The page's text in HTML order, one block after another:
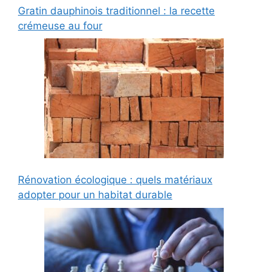
Gratin dauphinois traditionnel : la recette
crémeuse au four
Rénovation écologique : quels matériaux
adopter pour un habitat durable